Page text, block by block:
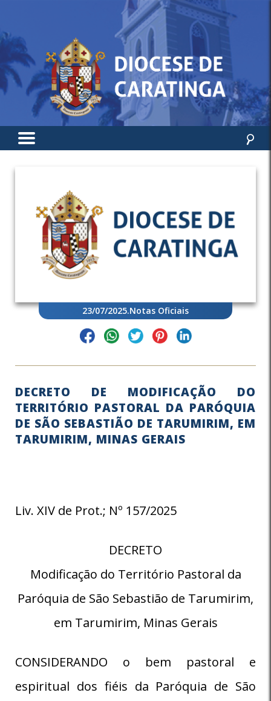
23/07/2025.Notas Oficiais
DECRETO DE MODIFICAÇÃO DO
TERRITÓRIO PASTORAL DA PARÓQUIA
DE SÃO SEBASTIÃO DE TARUMIRIM, EM
TARUMIRIM, MINAS GERAIS
Liv. XIV de Prot.; Nº 157/2025
DECRETO
Modificação do Território Pastoral da
Paróquia de São Sebastião de Tarumirim,
em Tarumirim, Minas Gerais
CONSIDERANDO o bem pastoral e
espiritual dos fiéis da Paróquia de São